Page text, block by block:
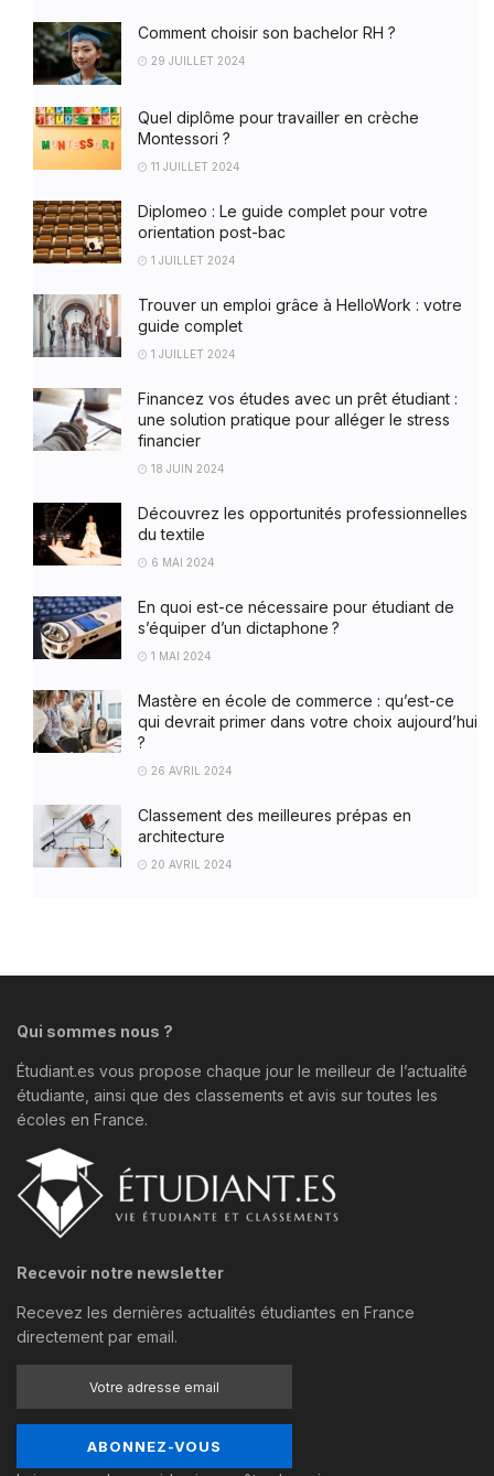
Comment choisir son bachelor RH ?
29 JUILLET 2024
Quel diplôme pour travailler en crèche
Montessori ?
11 JUILLET 2024
Diplomeo : Le guide complet pour votre
orientation post-bac
1 JUILLET 2024
Trouver un emploi grâce à HelloWork : votre
guide complet
1 JUILLET 2024
Financez vos études avec un prêt étudiant :
une solution pratique pour alléger le stress
financier
18 JUIN 2024
Découvrez les opportunités professionnelles
du textile
6 MAI 2024
En quoi est-ce nécessaire pour étudiant de
s’équiper d’un dictaphone ?
1 MAI 2024
Mastère en école de commerce : qu’est-ce
qui devrait primer dans votre choix aujourd’hui
?
26 AVRIL 2024
Classement des meilleures prépas en
architecture
20 AVRIL 2024
Qui sommes nous ?
Étudiant.es vous propose chaque jour le meilleur de l’actualité
étudiante, ainsi que des classements et avis sur toutes les
écoles en France.
Recevoir notre newsletter
Recevez les dernières actualités étudiantes en France
directement par email.